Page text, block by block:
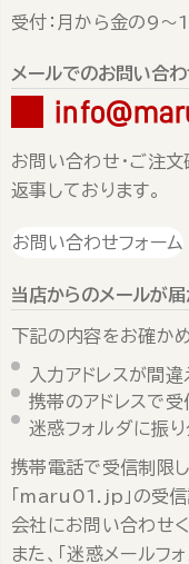
受付：月から金の9～
メールでのお問い合
お問い合わせ・ご注
返事しております。
お問い合わせフォーム
当店からのメールが
下記の内容をお確か
入力アドレスが間
携帯のアドレスで受
迷惑フォルダに振
携帯電話で受信制限
「maru01.jp」の受
会社にお問い合わせく
また、「迷惑メールフ